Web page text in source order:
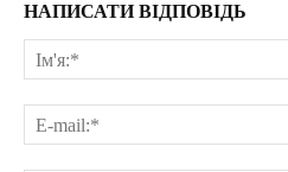
НАПИСАТИ ВІДПОВІДЬ